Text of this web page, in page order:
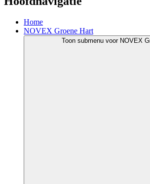
Home
NOVEX Groene Hart
Toon submenu voor NOVEX